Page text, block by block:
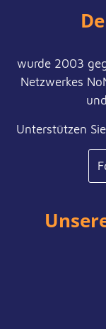
wurde 2003
Netzwerkes
Unterstützen